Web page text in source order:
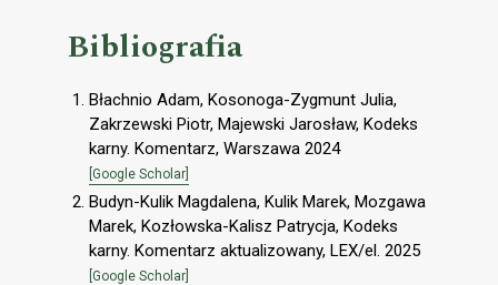
Bibliografia
Błachnio Adam, Kosonoga-Zygmunt Julia,
Zakrzewski Piotr, Majewski Jarosław, Kodeks
karny. Komentarz, Warszawa 2024
[Google Scholar]
Budyn-Kulik Magdalena, Kulik Marek, Mozgawa
Marek, Kozłowska-Kalisz Patrycja, Kodeks
karny. Komentarz aktualizowany, LEX/el. 2025
[Google Scholar]